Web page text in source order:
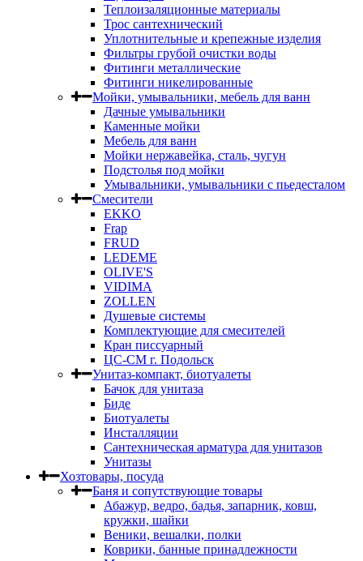
Теплоизаляционные материалы
Трос сантехнический
Уплотнительные и крепежные изделия
Фильтры грубой очистки воды
Фитинги металлические
Фитинги никелированные
Мойки, умывальники, мебель для ванн
Дачные умывальники
Каменные мойки
Мебель для ванн
Мойки нержавейка, сталь, чугун
Подстолья под мойки
Умывальники, умывальники с пьедесталом
Смесители
EKKO
Frap
FRUD
LEDEME
OLIVE'S
VIDIMA
ZOLLEN
Душевые системы
Комплектующие для смесителей
Кран писсуарный
ЦС-СМ г. Подольск
Унитаз-компакт, биотуалеты
Бачок для унитаза
Биде
Биотуалеты
Инсталляции
Сантехническая арматура для унитазов
Унитазы
Хозтовары, посуда
Баня и сопутствующие товары
Абажур, ведро, бадья, запарник, ковш,
кружки, шайки
Веники, вешалки, полки
Коврики, банные принадлежности